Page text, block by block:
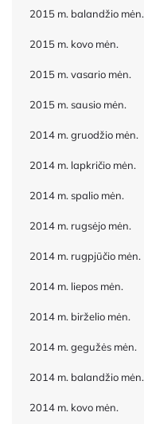
2015 m. balandžio mėn.
2015 m. kovo mėn.
2015 m. vasario mėn.
2015 m. sausio mėn.
2014 m. gruodžio mėn.
2014 m. lapkričio mėn.
2014 m. spalio mėn.
2014 m. rugsėjo mėn.
2014 m. rugpjūčio mėn.
2014 m. liepos mėn.
2014 m. birželio mėn.
2014 m. gegužės mėn.
2014 m. balandžio mėn.
2014 m. kovo mėn.